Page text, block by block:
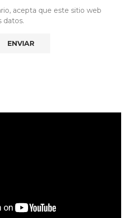
acepta que este sitio web
datos.